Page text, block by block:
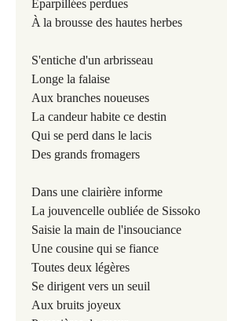
Éparpillées perdues
À la brousse des hautes herbes
S'entiche d'un arbrisseau
Longe la falaise
Aux branches noueuses
La candeur habite ce destin
Qui se perd dans le lacis
Des grands fromagers
Dans une clairière informe
La jouvencelle oubliée de Sissoko
Saisie la main de l'insouciance
Une cousine qui se fiance
Toutes deux légères
Se dirigent vers un seuil
Aux bruits joyeux